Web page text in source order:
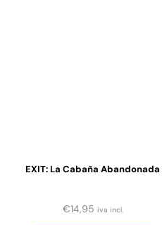
EXIT: La Cabaña Abandonada
€14,95 iva incl.